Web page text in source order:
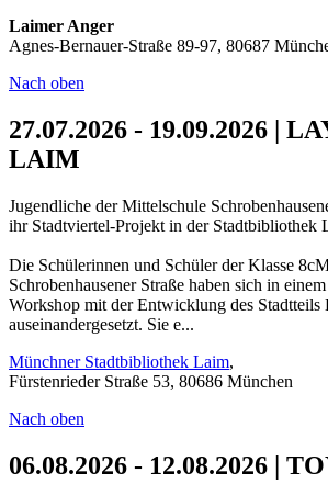
Laimer Anger
Agnes-Bernauer-Straße 89-97, 80687
Nach oben
27.07.2026 - 19.09.2026 |
LAIM
Jugendliche der Mittelschule
ihr Stadtviertel-Projekt in der Stadtbibliothek
Die Schülerinnen und Schüler der Klasse
Schrobenhausener Straße haben sich in
Workshop mit der Entwicklung des Stadtteils
auseinandergesetzt. Sie e...
Münchner Stadtbibliothek Laim,
Fürstenrieder Straße 53, 80686 München
Nach oben
06.08.2026 - 12.08.2026 |